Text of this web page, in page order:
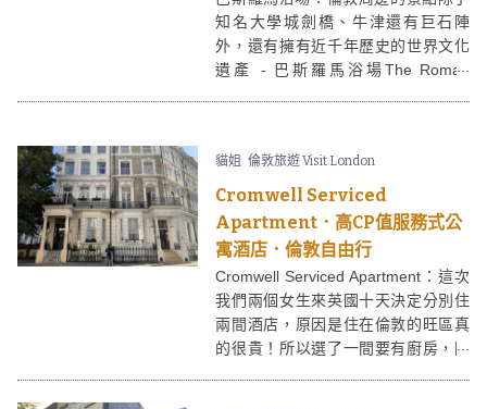
知名大學城劍橋、牛津還有巨石陣
外，還有擁有近千年歷史的世界文化
遺產 - 巴斯羅馬浴場The Roman
貓姐 倫敦旅遊 Visit London
Cromwell Serviced
Apartment．高CP值服務式公
寓酒店．倫敦自由行
Cromwell Serviced Apartment：這次
我們兩個女生來英國十天決定分別住
兩間酒店，原因是住在倫敦的旺區真
的很貴！所以選了一間要有廚房，因